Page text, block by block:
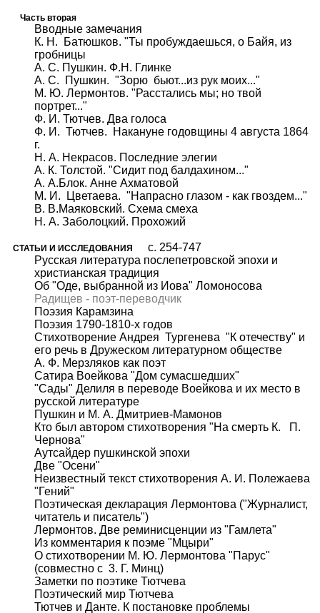
Часть вторая
Вводные замечания
К. Н. Батюшков. "Ты пробуждаешься, о Байя, из
гробницы
А. С. Пушкин. Ф.Н. Глинке
А. С. Пушкин. "Зорю бьют...из рук моих..."
М. Ю. Лермонтов. "Расстались мы; но твой
портрет..."
Ф. И. Тютчев. Два голоса
Ф. И. Тютчев. Накануне годовщины 4 августа 1864
г.
Н. А. Некрасов. Последние элегии
А. К. Толстой. "Сидит под балдахином..."
А. А.Блок. Анне Ахматовой
М. И. Цветаева. "Напрасно глазом - как гвоздем..."
В. В.Маяковский. Схема смеха
Н. А. Заболоцкий. Прохожий
СТАТЬИ И ИССЛЕДОВАНИЯ c. 254-747
Русская литература послепетровской эпохи и
христианская традиция
Об "Оде, выбранной из Иова" Ломоносова
Радищев - поэт-переводчик
Поэзия Карамзина
Поэзия 1790-1810-х годов
Стихотворение Андрея Тургенева "К отечеству" и
его речь в Дружеском литературном обществе
А. Ф. Мерзляков как поэт
Сатира Воейкова "Дом сумасшедших"
"Сады" Делиля в переводе Воейкова и их место в
русской литературе
Пушкин и М. А. Дмитриев-Мамонов
Кто был автором стихотворения "На смерть К. П.
Чернова"
Аутсайдер пушкинской эпохи
Две "Осени"
Неизвестный текст стихотворения А. И. Полежаева
"Гений"
Поэтическая декларация Лермонтова ("Журналист,
читатель и писатель")
Лермонтов. Две реминисценции из "Гамлета"
Из комментария к поэме "Мцыри"
О стихотворении М. Ю. Лермонтова "Парус"
(совместно с 3. Г. Минц)
Заметки по поэтике Тютчева
Поэтический мир Тютчева
Тютчев и Данте. К постановке проблемы